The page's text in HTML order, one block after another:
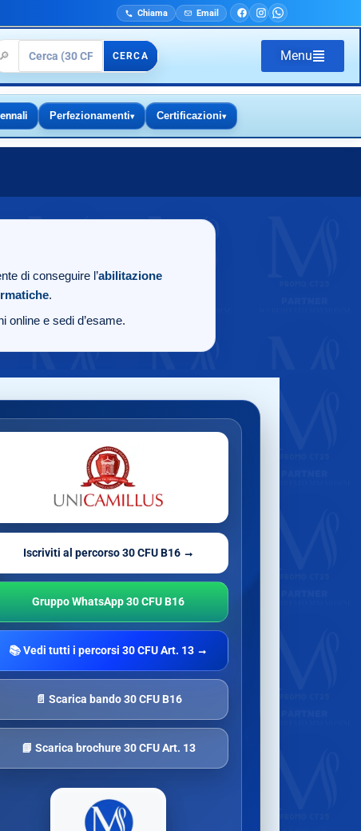
Chiama Email
🔎 CERCA Menu
Perfezionamenti▾ Certificazioni▾
di conseguire l’abilitazione
.
online e sedi d’esame.
Iscriviti al percorso 30 CFU B16 →
Gruppo WhatsApp 30 CFU B16
📚 Vedi tutti i percorsi 30 CFU Art. 13 →
📄 Scarica bando 30 CFU B16
📘 Scarica brochure 30 CFU Art. 13